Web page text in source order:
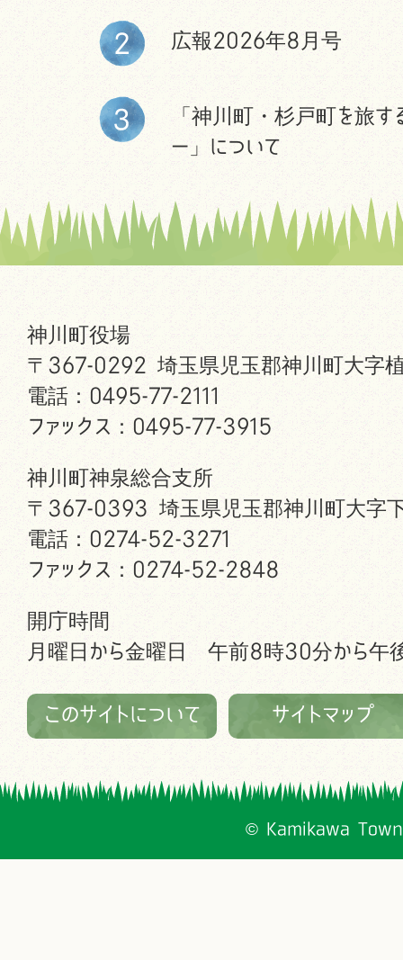
広報2026年8月号
「神川町・杉戸町を旅す
ー」について
神川町役場
〒367-0292 埼玉県児玉郡神川町大字
電話：0495-77-2111
ファックス：0495-77-3915
神川町神泉総合支所
〒367-0393 埼玉県児玉郡神川町大字
電話：0274-52-3271
ファックス：0274-52-2848
開庁時間
月曜日から金曜日 午前8時30分から午
このサイトについて サイトマップ
© Kamikawa Town